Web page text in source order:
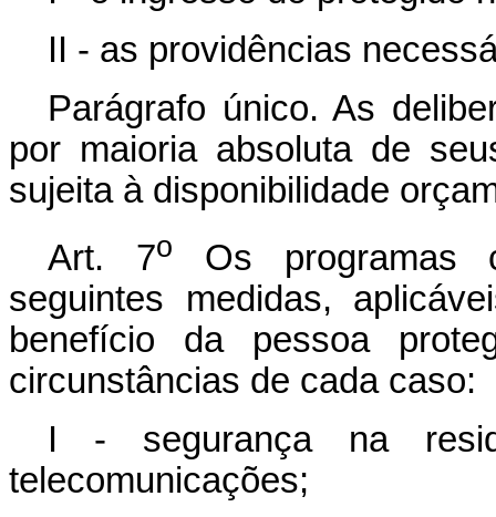
II - as providências
Parágrafo único. As
por maioria absoluta de
sujeita à disponibilidade
Art. 7o
Os programas
seguintes medidas,
benefício da pessoa
circunstâncias de cada caso:
I - segurança na
telecomunicações;